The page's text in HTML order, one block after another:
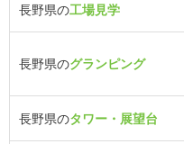
長野県の工場見学
長野県のグランピング
長野県のタワー・展望台